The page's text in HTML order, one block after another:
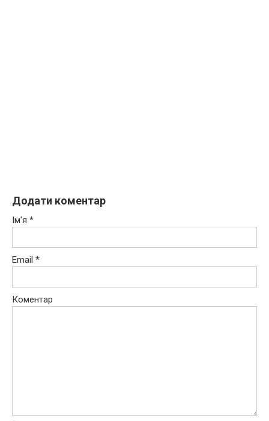
Додати коментар
Ім'я *
Email *
Коментар